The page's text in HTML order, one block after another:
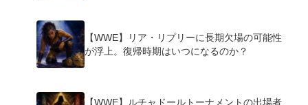
【WWE】リア・リプリーに長期欠場の可能性
が浮上。復帰時期はいつになるのか？
【WWE】ルチャドールトーナメントの出場者